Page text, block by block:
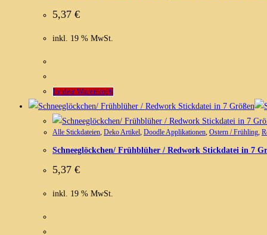
5,37 €
inkl. 19 % MwSt.
In den Warenkorb
Alle Stickdateien, Deko Artikel, Doodle Applikationen, Ostern / Frühling,
Schneeglöckchen/ Frühblüher / Redwork Stickdatei in 7
5,37 €
inkl. 19 % MwSt.